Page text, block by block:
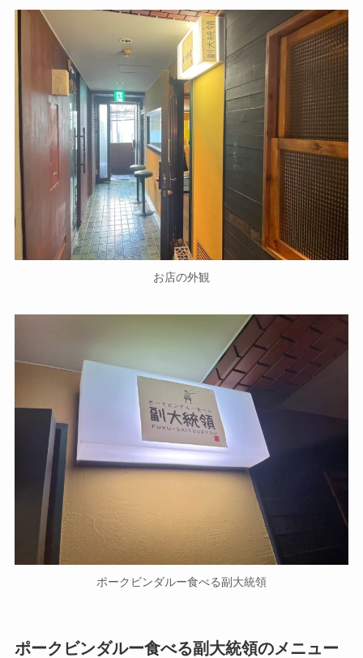
お店の外観
ポークビンダルー食べる副大統領
ポークビンダルー食べる副大統領のメニュー